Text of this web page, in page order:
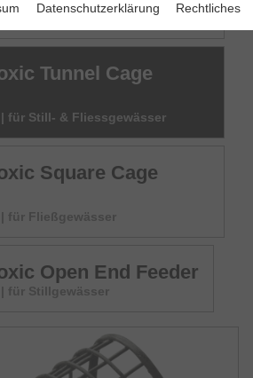
Tunnel Cage
für Still- & Fliessgewässer
Square Cage
für Fließgewässer
Open End Feeder
für Stillgewässer
Datenschutzerklärung Rechtliches